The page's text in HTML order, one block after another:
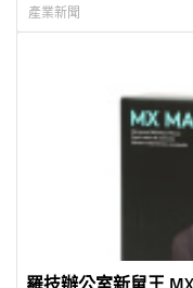
產業新聞